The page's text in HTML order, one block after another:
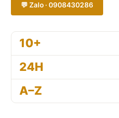
💬 Zalo · 0908430286
10+
24H
A–Z